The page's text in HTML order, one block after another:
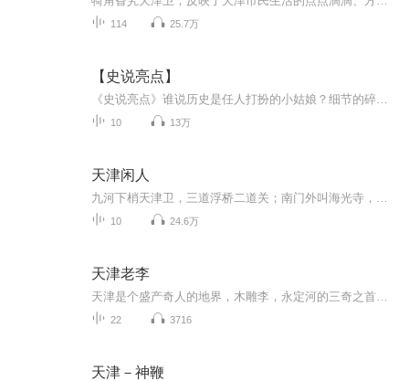
114 25.7万
【史说亮点】
10 13万
天津闲人
10 24.6万
天津老李
22 3716
天津－神鞭